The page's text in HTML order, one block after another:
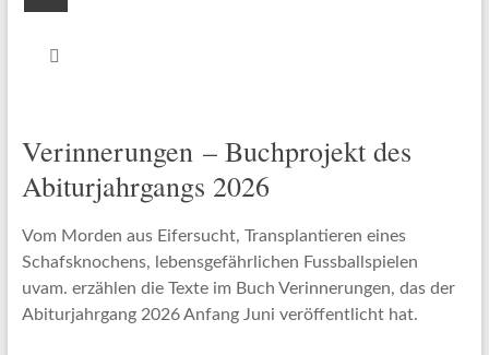
Verinnerungen – Buchprojekt des
Abiturjahrgangs 2026
Vom Morden aus Eifersucht, Transplantieren eines
Schafsknochens, lebensgefährlichen Fussballspielen
uvam. erzählen die Texte im Buch Verinnerungen, das der
Abiturjahrgang 2026 Anfang Juni veröffentlicht hat.